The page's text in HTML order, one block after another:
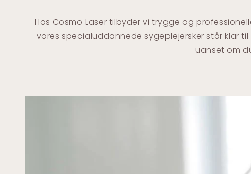
Hos Cosmo Laser tilbyder vi trygge og
vores specialuddannede sygeplejersker står klar
uanset om